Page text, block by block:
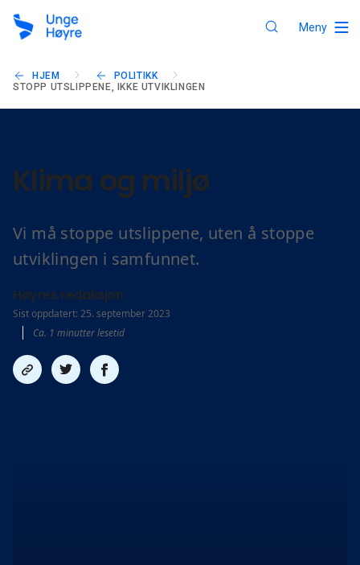
Meny
HJEM
POLITIKK
STOPP UTSLIPPENE, IKKE UTVIKLINGEN
Klima og miljø
Vi må stoppe utslippene, uten å stoppe
utviklingen i samfunnet.
Høyres redaksjon
Sist oppdatert: 25. september 2023
Ca. 1 minutter lesetid
Del
link
Del
på
Del
på